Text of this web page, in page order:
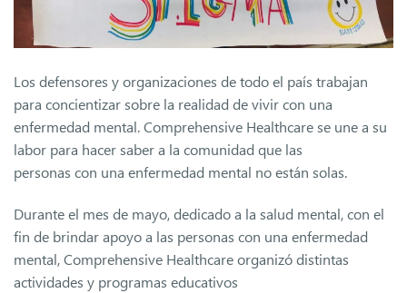
Los defensores y organizaciones de todo el país trabajan
para concientizar sobre la realidad de vivir con una
enfermedad mental. Comprehensive Healthcare se une a su
labor para hacer saber a la comunidad que las
personas con una enfermedad mental no están solas.
Durante el mes de mayo, dedicado a la salud mental, con el
fin de brindar apoyo a las personas con una enfermedad
mental, Comprehensive Healthcare organizó distintas
actividades y programas educativos